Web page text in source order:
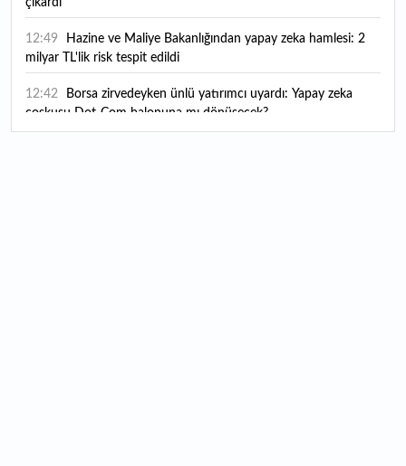
çıkardı
12:49
milyar TL'lik risk tespit edildi
12:42
coşkusu Dot-Com balonuna mı dönüşecek?